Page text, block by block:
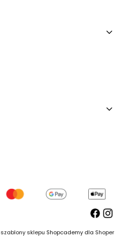
szablony sklepu Shopcademy dla Shoper